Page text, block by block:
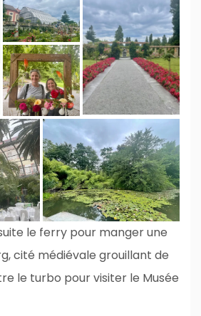
le ferry pour manger une
cité médiévale grouillant de
le turbo pour visiter le Musée